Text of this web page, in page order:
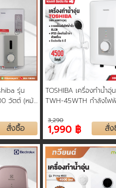
รุ่น
วัตต์ (หม้อ
สั่งซื้อ
TOSHIBA เครื่องทำน้ำอุ่
TWH-45WTH กำลังไฟ
3,290
1,990 ฿ สั่